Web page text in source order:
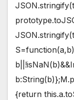
{return